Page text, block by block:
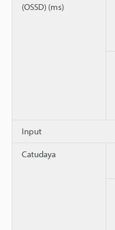
(OSSD) (ms)
Input
Catudaya